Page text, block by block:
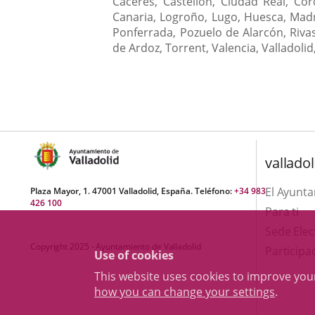
Use of cookies
This website uses cookies to improve
how you can change your settings.
Canaria, Logroño, Lugo, Huesca,
Ponferrada, Pozuelo de Alarcón,
de Ardoz, Torrent, Valencia,
Plaza Mayor, 1. 47001 Valladolid, España. Teléfono:+34 983
426 100
Copyright 2025 - Ayuntamiento de Valladolid
El
Para ti